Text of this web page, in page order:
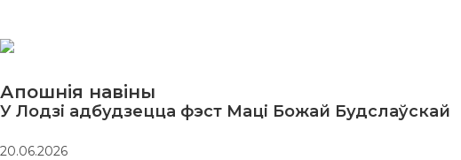
Апошнія навіны
У Лодзі адбудзецца фэст Маці Божай Будслаўскай
20.06.2026